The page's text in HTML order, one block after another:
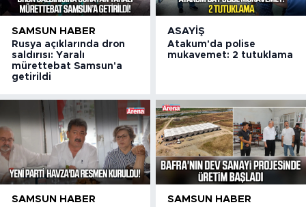
SAMSUN HABER
Rusya açıklarında dron
saldırısı: Yaralı
mürettebat Samsun'a
getirildi
ASAYIŞ
Atakum'da polise
mukavemet: 2 tutuklama
SAMSUN HABER SAMSUN HABER